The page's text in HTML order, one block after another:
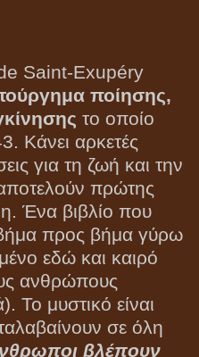
Saint-Exupéry
ποίησης,
το οποίο
Κάνει αρκετές
για τη ζωή και την
πρώτης
Ένα βιβλίο που
βήμα προς βήμα γύρω
εδώ και καιρό
ανθρώπους
Το μυστικό είναι
σε όλη
βλέπουν